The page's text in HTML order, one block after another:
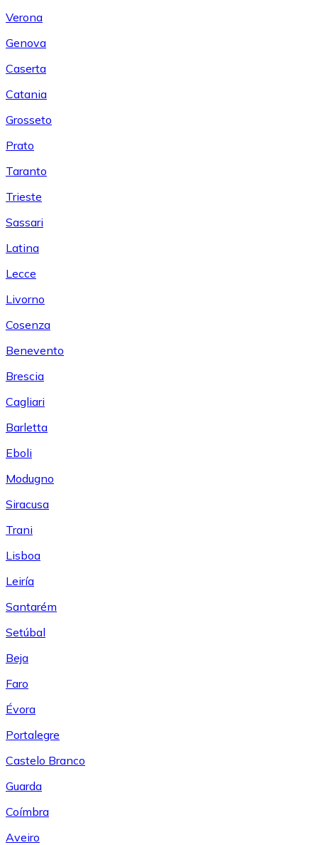
Verona
Genova
Caserta
Catania
Grosseto
Prato
Taranto
Trieste
Sassari
Latina
Lecce
Livorno
Cosenza
Benevento
Brescia
Cagliari
Barletta
Eboli
Modugno
Siracusa
Trani
Lisboa
Leiría
Santarém
Setúbal
Beja
Faro
Évora
Portalegre
Castelo Branco
Guarda
Coímbra
Aveiro